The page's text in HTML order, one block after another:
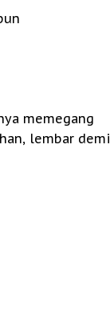
memegang
lembar demi